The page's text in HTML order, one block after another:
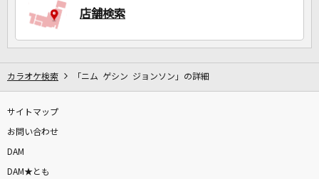
自宅でカラオケ歌い放題！
店舗検索
カラオケ検索 「ニム ゲシン ジョンソン」の詳細
サイトマップ
お問い合わせ
DAM
DAM★とも